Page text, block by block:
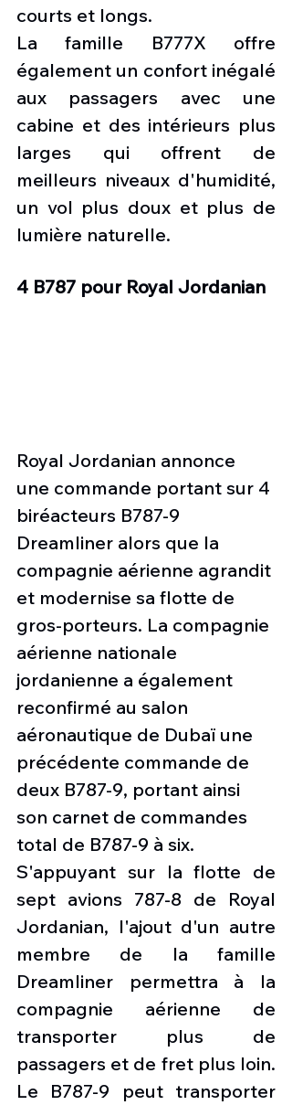
courts et longs.
La famille B777X offre
également un confort inégalé
aux passagers avec une
cabine et des intérieurs plus
larges qui offrent de
meilleurs niveaux d'humidité,
un vol plus doux et plus de
lumière naturelle.
4 B787 pour Royal Jordanian
Royal Jordanian annonce
une commande portant sur 4
biréacteurs B787-9
Dreamliner alors que la
compagnie aérienne agrandit
et modernise sa flotte de
gros-porteurs. La compagnie
aérienne nationale
jordanienne a également
reconfirmé au salon
aéronautique de Dubaï une
précédente commande de
deux B787-9, portant ainsi
son carnet de commandes
total de B787-9 à six.
S'appuyant sur la flotte de
sept avions 787-8 de Royal
Jordanian, l'ajout d'un autre
membre de la famille
Dreamliner permettra à la
compagnie aérienne de
transporter plus de
passagers et de fret plus loin.
Le B787-9 peut transporter